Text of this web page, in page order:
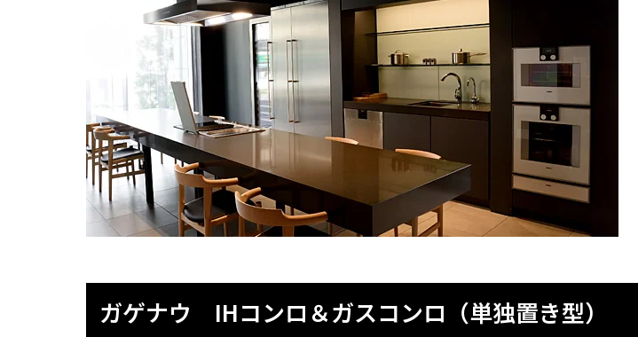
ガゲナウ IHコンロ＆ガスコンロ（単独置き型）